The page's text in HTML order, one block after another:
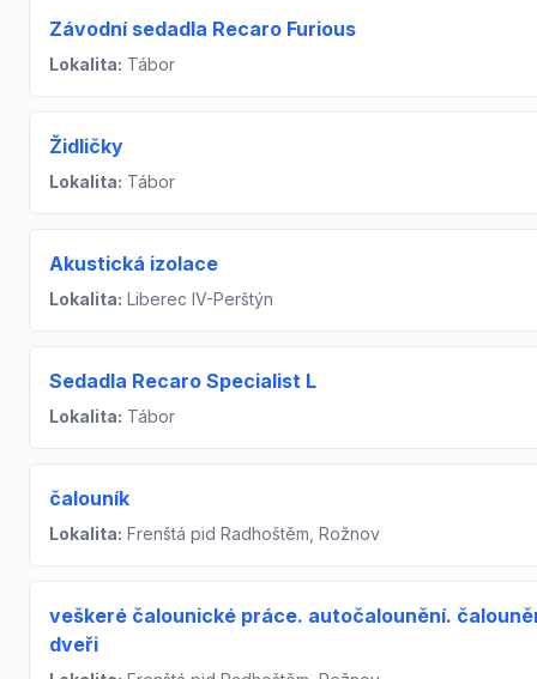
Závodní sedadla Recaro Furious
Lokalita: Tábor
Židličky
Lokalita: Tábor
Akustická izolace
Lokalita: Liberec IV-Perštýn
Sedadla Recaro Specialist L
Lokalita: Tábor
čalouník
Lokalita: Frenštá pid Radhoštěm, Rožnov
veškeré čalounické práce. autočalounění.
dveři